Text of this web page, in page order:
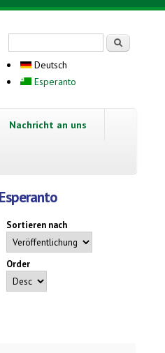
Deutsch
Esperanto
Nachricht an uns
Sortieren nach
Order